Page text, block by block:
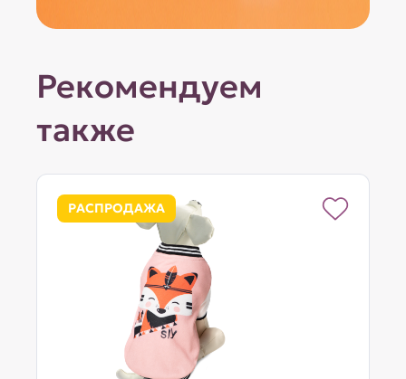
Рекомендуем
также
РАСПРОДАЖА